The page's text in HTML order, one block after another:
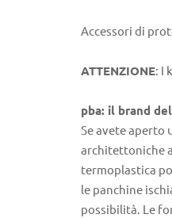
Accessori di
ATTENZIONE: I
pba: il brand
Se avete aperto
architettoniche
termoplastica
le panchine
possibilità. Le